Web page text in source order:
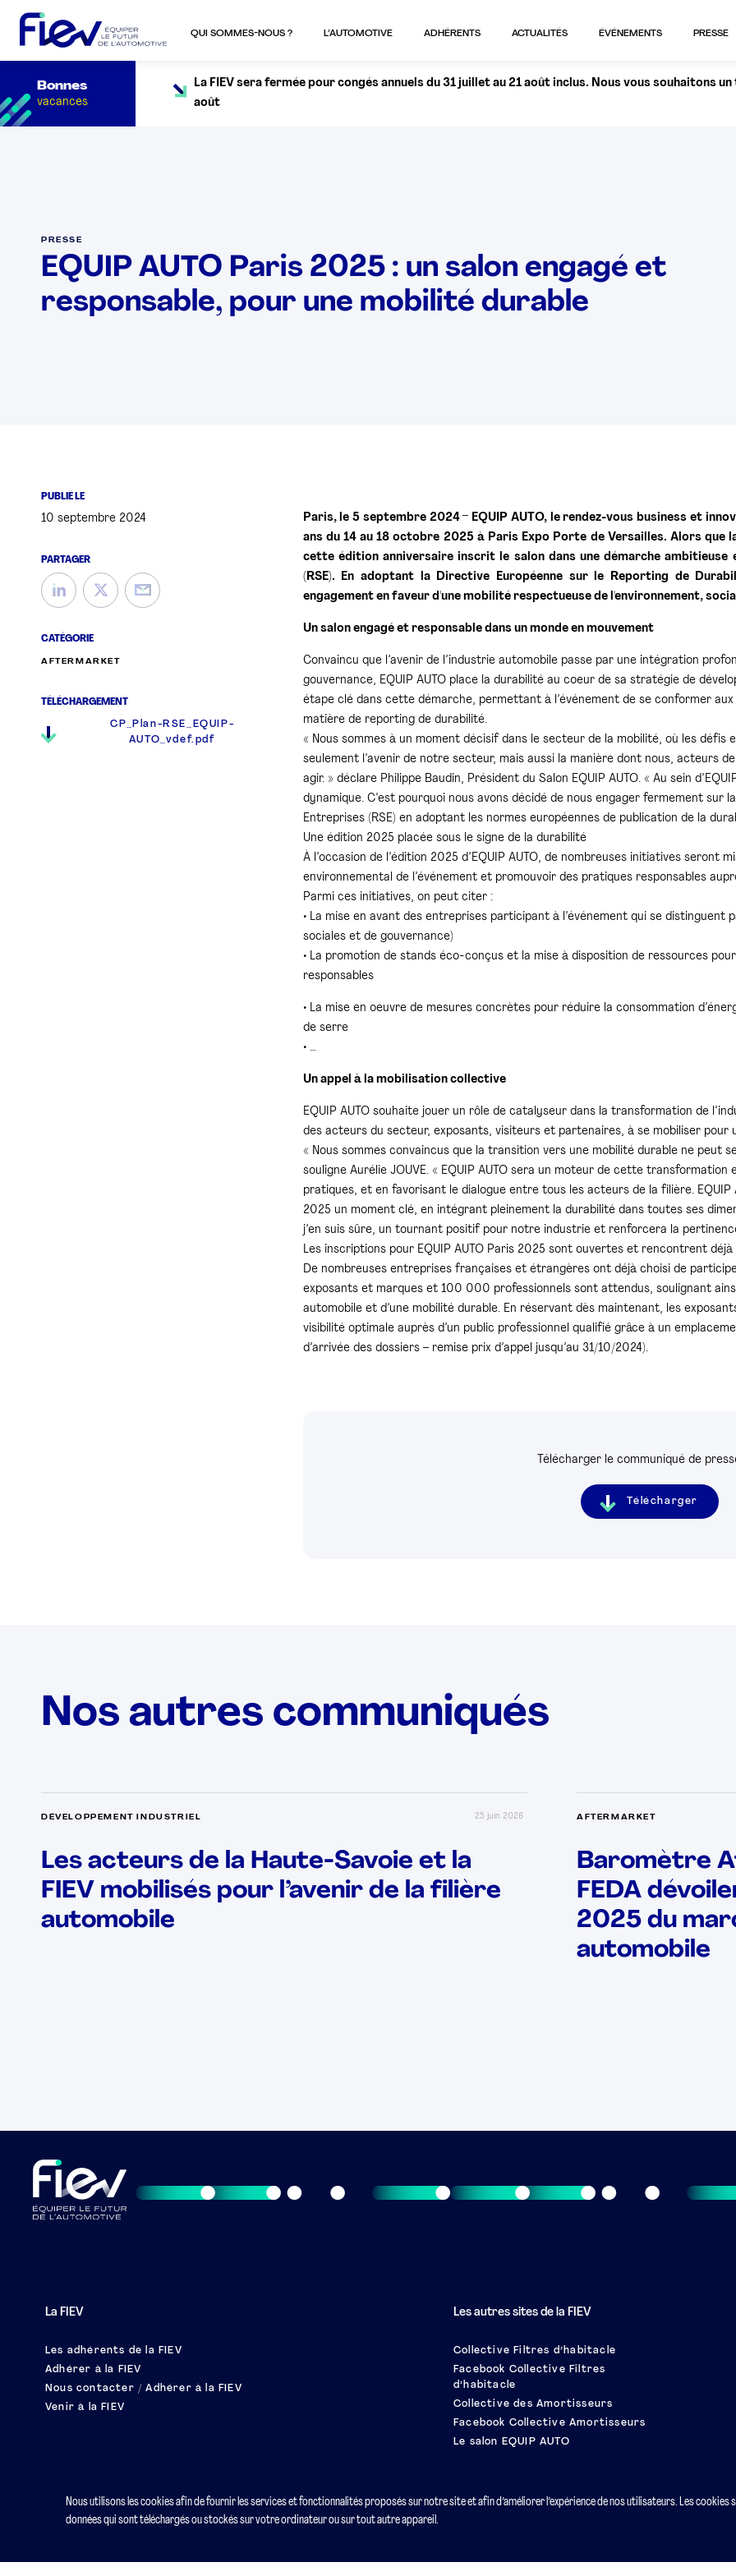
QUI SOMMES-NOUS ? L’AUTOMOTIVE ADHÉRENTS ACTUALITÉS ÉVÉNEMENTS PRESSE
Bonnes
vacances
La FIEV sera fermée pour congés annuels du 31 juillet au 21 août inclus. Nous vous souhaitons
août
PRESSE
EQUIP AUTO Paris 2025 : un salon engagé et
responsable, pour une mobilité durable
PUBLIÉ LE
10 septembre 2024
PARTAGER
CATÉGORIE
AFTERMARKET
TÉLÉCHARGEMENT
CP_Plan-RSE_EQUIP-
AUTO_vdef.pdf
Paris, le 5 septembre 2024 – EQUIP AUTO, le rendez-vous business et
ans du 14 au 18 octobre 2025 à Paris Expo Porte de Versailles. Alors
cette édition anniversaire inscrit le salon dans une démarche
(RSE). En adoptant la Directive Européenne sur le Reporting de
engagement en faveur d'une mobilité respectueuse de l'environnement,
Un salon engagé et responsable dans un monde en mouvement
Convaincu que l’avenir de l’industrie automobile passe par une intégration
gouvernance, EQUIP AUTO place la durabilité au coeur de sa stratégie de
étape clé dans cette démarche, permettant à l’événement de se conformer
matière de reporting de durabilité.
« Nous sommes à un moment décisif dans le secteur de la mobilité, où les
seulement l’avenir de notre secteur, mais aussi la manière dont nous, acteurs
agir. » déclare Philippe Baudin, Président du Salon EQUIP AUTO. « Au sein
dynamique. C’est pourquoi nous avons décidé de nous engager fermement sur
Entreprises (RSE) en adoptant les normes européennes de publication de la
Une édition 2025 placée sous le signe de la durabilité
À l’occasion de l’édition 2025 d’EQUIP AUTO, de nombreuses initiatives seront
environnemental de l’événement et promouvoir des pratiques responsables
Parmi ces initiatives, on peut citer :
• La mise en avant des entreprises participant à l’événement qui se distinguent
sociales et de gouvernance)
• La promotion de stands éco-conçus et la mise à disposition de ressources
responsables
• La mise en oeuvre de mesures concrètes pour réduire la consommation
de serre
• …
Un appel à la mobilisation collective
EQUIP AUTO souhaite jouer un rôle de catalyseur dans la transformation de
des acteurs du secteur, exposants, visiteurs et partenaires, à se mobiliser pour
« Nous sommes convaincus que la transition vers une mobilité durable ne peut
souligne Aurélie JOUVE. « EQUIP AUTO sera un moteur de cette
pratiques, et en favorisant le dialogue entre tous les acteurs de la filière. EQUIP
2025 un moment clé, en intégrant pleinement la durabilité dans toutes ses
j’en suis sûre, un tournant positif pour notre industrie et renforcera la
Les inscriptions pour EQUIP AUTO Paris 2025 sont ouvertes et rencontrent déjà
De nombreuses entreprises françaises et étrangères ont déjà choisi de
exposants et marques et 100 000 professionnels sont attendus, soulignant
automobile et d’une mobilité durable. En réservant dès maintenant, les
visibilité optimale auprès d’un public professionnel qualifié grâce à un
d’arrivée des dossiers – remise prix d’appel jusqu’au 31/10/2024).
Télécharger le communiqué de
Télécharger
Nos autres communiqués
DÉVELOPPEMENT INDUSTRIEL 25 juin 2026
Les acteurs de la Haute-Savoie et la
FIEV mobilisés pour l’avenir de la filière
automobile
AFTERMARKET
Baromètre
FEDA
2025 du
automobile
La FIEV
Les adhérents de la FIEV
Adhérer à la FIEV
Nous contacter / Adhérer à la FIEV
Venir à la FIEV
Les autres sites de la FIEV
Collective Filtres d’habitacle
Facebook Collective Filtres
d’habitacle
Collective des Amortisseurs
Facebook Collective Amortisseurs
Le salon EQUIP AUTO
Nous utilisons les cookies afin de fournir les services et fonctionnalités proposés sur notre site et afin d’améliorer l’expérience de nos utilisateurs. Les cookies
données qui sont téléchargés ou stockés sur votre ordinateur ou sur tout autre appareil.